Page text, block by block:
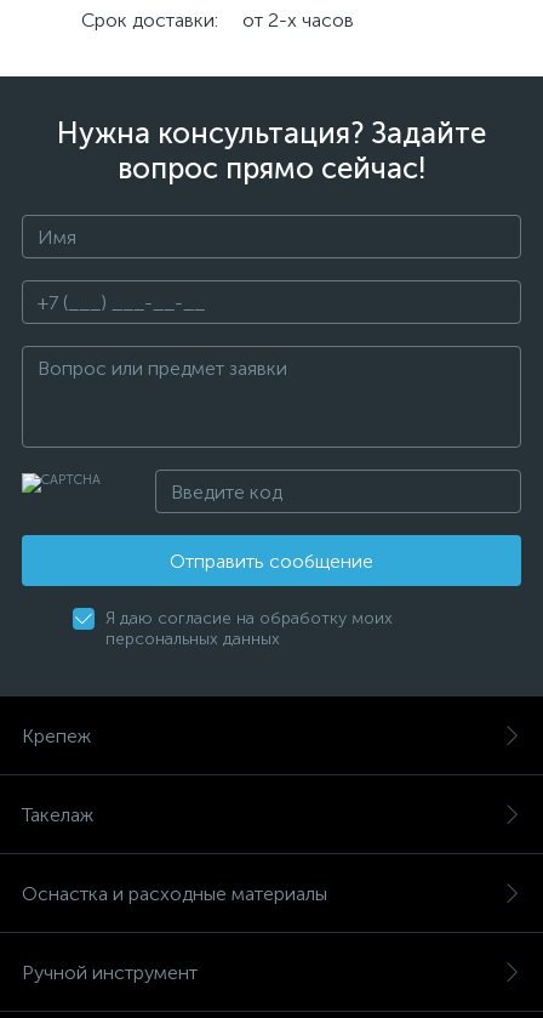
Срок доставки:
от 2-х часов
Нужна консультация? Задайте
вопрос прямо сейчас!
Отправить сообщение
Я даю согласие на обработку моих
персональных данных
Крепеж
Такелаж
Оснастка и расходные материалы
Ручной инструмент